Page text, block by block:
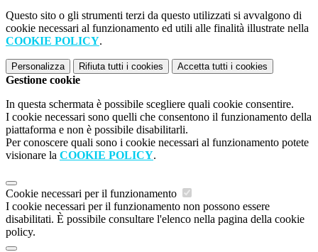
Questo sito o gli strumenti terzi da questo utilizzati si avvalgono di
cookie necessari al funzionamento ed utili alle finalità illustrate nella
COOKIE POLICY.
Personalizza Rifiuta tutti i cookies Accetta tutti i cookies
Gestione cookie
In questa schermata è possibile scegliere quali cookie consentire.
I cookie necessari sono quelli che consentono il funzionamento della
piattaforma e non è possibile disabilitarli.
Per conoscere quali sono i cookie necessari al funzionamento potete
visionare la COOKIE POLICY.
Cookie necessari per il funzionamento
I cookie necessari per il funzionamento non possono essere
disabilitati. È possibile consultare l'elenco nella pagina della cookie
policy.